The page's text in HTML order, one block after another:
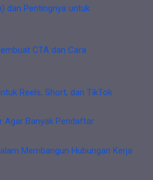
dan Pentingnya untuk
CTA dan Cara
Reels, Short, dan TikTok
Agar Banyak Pendaftar
Membangun Hubungan Kerja